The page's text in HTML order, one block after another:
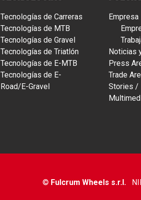
Tecnologías de Carreras
Tecnologías de MTB
Tecnologías de Gravel
Tecnologías de Triatlón
Tecnologías de E-MTB
Tecnologías de E-
Road/E-Gravel
Empresa
Noticias
Press
Trade
Stories /
© Fulcrum Wheels s.r.l.